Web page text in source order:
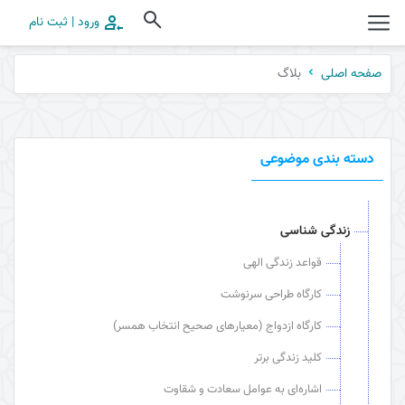
ورود | ثبت نام
صفحه اصلی بلاگ
دسته بندی موضوعی
زندگی شناسی
قواعد زندگی الهی
کارگاه طراحی سرنوشت
کارگاه ازدواج (معیارهای صحیح انتخاب همسر)
کلید زندگی برتر
اشاره‌ای به عوامل سعادت و شقاوت